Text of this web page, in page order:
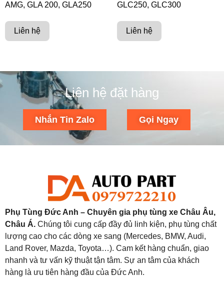
AMG, GLA 200, GLA250
Liên hệ
GLC250, GLC300
Liên hệ
Liên hệ đặt hàng
Nhắn Tin Zalo Gọi Ngay
Phụ Tùng Đức Anh – Chuyên gia phụ tùng xe Châu Âu,
Châu Á. Chúng tôi cung cấp đầy đủ linh kiện, phụ tùng chất
lượng cao cho các dòng xe sang (Mercedes, BMW, Audi,
Land Rover, Mazda, Toyota…). Cam kết hàng chuẩn, giao
nhanh và tư vấn kỹ thuật tận tâm. Sự an tâm của khách
hàng là ưu tiên hàng đầu của Đức Anh.